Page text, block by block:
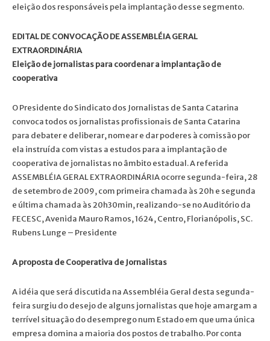
eleição dos responsáveis pela implantação desse segmento.
EDITAL DE CONVOCAÇÃO DE ASSEMBLÉIA GERAL
EXTRAORDINÁRIA
Eleição de jornalistas para coordenar a implantação de
cooperativa
O Presidente do Sindicato dos Jornalistas de Santa Catarina
convoca todos os jornalistas profissionais de Santa Catarina
para debater e deliberar, nomear e dar poderes à comissão por
ela instruída com vistas a estudos para a implantação de
cooperativa de jornalistas no âmbito estadual. A referida
ASSEMBLÉIA GERAL EXTRAORDINÁRIA ocorre segunda-feira, 28
de setembro de 2009, com primeira chamada às 20h e segunda
e última chamada às 20h30min, realizando-se no Auditório da
FECESC, Avenida Mauro Ramos, 1624, Centro, Florianópolis, SC.
Rubens Lunge – Presidente
A proposta de Cooperativa de Jornalistas
A idéia que será discutida na Assembléia Geral desta segunda-
feira surgiu do desejo de alguns jornalistas que hoje amargam a
terrível situação do desemprego num Estado em que uma única
empresa domina a maioria dos postos de trabalho. Por conta